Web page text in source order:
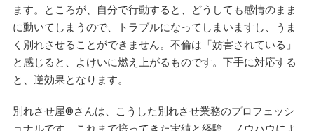
ます。ところが、自分で行動すると、どうしても感情のまま
に動いてしまうので、トラブルになってしまいますし、うま
く別れさせることができません。不倫は「妨害されている」
と感じると、よけいに燃え上がるものです。下手に対応する
と、逆効果となります。
別れさせ屋®さんは、こうした別れさせ業務のプロフェッシ